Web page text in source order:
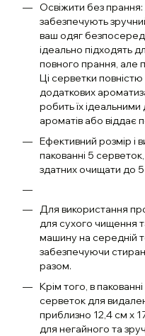
Освіжити без
забезпечують
ваш одяг
ідеально підходять
повного прання, але
Ці серветки повністю
додаткових
робить їх
ароматів або віддає
Ефективний розмір і
пакованні 5
здатних очищати до
Для використання
для сухого чищення
машину на середній
забезпечуючи
разом.
Крім того, в
серветок для
приблизно 12,4 см x
для негайного та